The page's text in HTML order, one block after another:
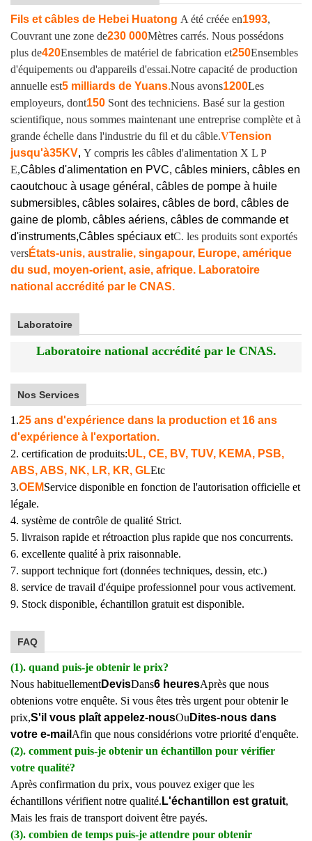
Fils et câbles de Hebei Huatong A été créée en1993,
Couvrant une zone de230 000Mètres carrés. Nous possédons
plus de420Ensembles de matériel de fabrication et250Ensembles
d'équipements ou d'appareils d'essai.Notre capacité de production
annuelle est5 milliards de Yuans.Nous avons1200Les
employeurs, dont150 Sont des techniciens. Basé sur la gestion
scientifique, nous sommes maintenant une entreprise complète et à
grande échelle dans l'industrie du fil et du câble.VTension
jusqu'à35KV, Y compris les câbles d'alimentation X L P
E,Câbles d'alimentation en PVC, câbles miniers, câbles en
caoutchouc à usage général, câbles de pompe à huile
submersibles, câbles solaires, câbles de bord, câbles de
gaine de plomb, câbles aériens, câbles de commande et
d'instruments,Câbles spéciaux etC. les produits sont exportés
versÉtats-unis, australie, singapour, Europe, amérique
du sud, moyen-orient, asie, afrique. Laboratoire
national accrédité par le CNAS.
Laboratoire
Laboratoire national accrédité par le CNAS.
Nos Services
1.25 ans d'expérience dans la production et 16 ans
d'expérience à l'exportation.
2. certification de produits:UL, CE, BV, TUV, KEMA, PSB,
ABS, ABS, NK, LR, KR, GLEtc
3.OEMService disponible en fonction de l'autorisation officielle et
légale.
4. système de contrôle de qualité Strict.
5. livraison rapide et rétroaction plus rapide que nos concurrents.
6. excellente qualité à prix raisonnable.
7. support technique fort (données techniques, dessin, etc.)
8. service de travail d'équipe professionnel pour vous activement.
9. Stock disponible, échantillon gratuit est disponible.
FAQ
(1). quand puis-je obtenir le prix?
Nous habituellementDevisDans6 heuresAprès que nous
obtenions votre enquête. Si vous êtes très urgent pour obtenir le
prix,S'il vous plaît appelez-nousOu Dites-nous dans
votre e-mail Afin que nous considérions votre priorité d'enquête.
(2). comment puis-je obtenir un échantillon pour vérifier
votre qualité?
Après confirmation du prix, vous pouvez exiger que les
échantillons vérifient notre qualité. L'échantillon est gratuit,
Mais les frais de transport doivent être payés.
(3). combien de temps puis-je attendre pour obtenir